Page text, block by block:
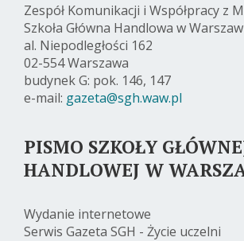
Zespół Komunikacji i Współpracy z
Szkoła Główna Handlowa w
al. Niepodległości 162
02-554 Warszawa
budynek G: pok. 146, 147
e-mail: gazeta@sgh.waw.pl
PISMO SZKOŁY
HANDLOWEJ W
Wydanie internetowe
Serwis Gazeta SGH - Życie uczelni